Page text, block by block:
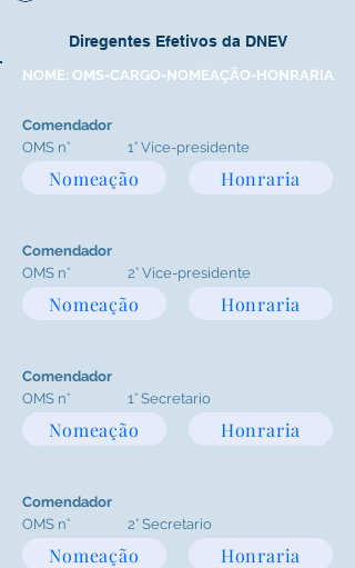
Diregentes Efetivos da DNEV
NOME: OMS-CARGO-NOMEAÇÃO-HONRARIA
Comendador
OMS n°
1° Vice-presidente
Nomeação Honraria
Comendador
OMS n°
2° Vice-presidente
Nomeação Honraria
Comendador
OMS n°
1° Secretario
Nomeação Honraria
Comendador
OMS n°
2° Secretario
Nomeação Honraria